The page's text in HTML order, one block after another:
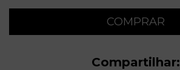
Compartilhar: